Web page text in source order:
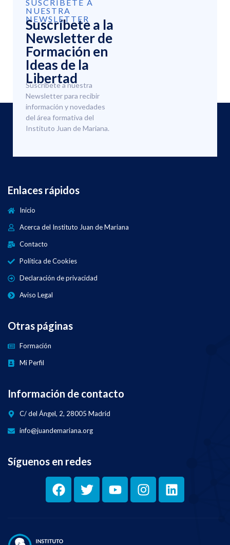
SUSCRÍBETE A
NUESTRA
NEWSLETTER
Suscríbete a la
Newsletter de
Formación en
Ideas de la
Libertad
Suscríbete a nuestra
Newsletter para recibir
información y novedades
del área formativa del
Instituto Juan de Mariana.
Enlaces rápidos
Inicio
Acerca del Instituto Juan de Mariana
Contacto
Política de Cookies
Declaración de privacidad
Aviso Legal
Otras páginas
Formación
Mi Perfil
Información de contacto
C/ del Ángel, 2, 28005 Madrid
info@juandemariana.org
Síguenos en redes